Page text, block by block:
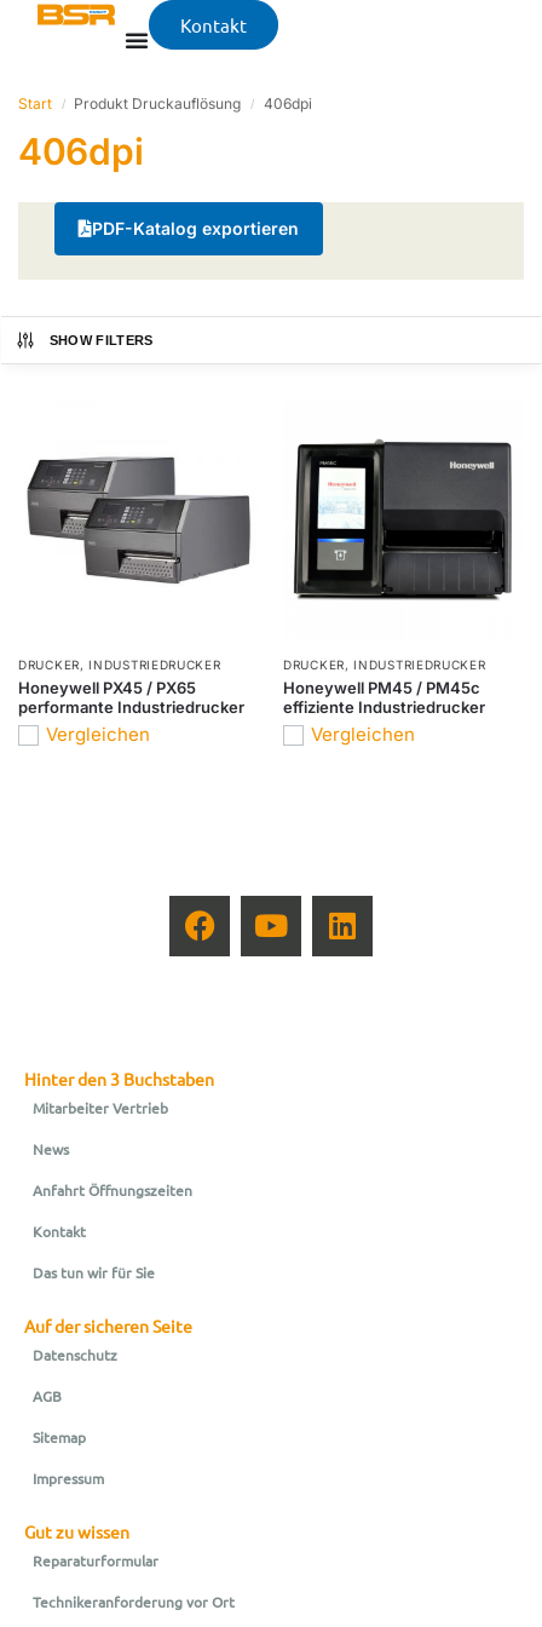
Kontakt
Start / Produkt Druckauflösung / 406dpi
406dpi
PDF-Katalog exportieren
SHOW FILTERS
DRUCKER,INDUSTRIEDRUCKER
Honeywell PX45 / PX65
performante Industriedrucker
Vergleichen
DRUCKER,INDUSTRIEDRUCKER
Honeywell PM45 / PM45c
effiziente Industriedrucker
Vergleichen
Hinter den 3 Buchstaben
Mitarbeiter Vertrieb
News
Anfahrt Öffnungszeiten
Kontakt
Das tun wir für Sie
Auf der sicheren Seite
Datenschutz
AGB
Sitemap
Impressum
Gut zu wissen
Reparaturformular
Technikeranforderung vor Ort